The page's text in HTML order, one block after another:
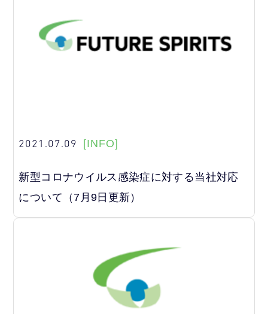
2021.07.09 [INFO]
新型コロナウイルス感染症に対する当社対応
について（7月9日更新）